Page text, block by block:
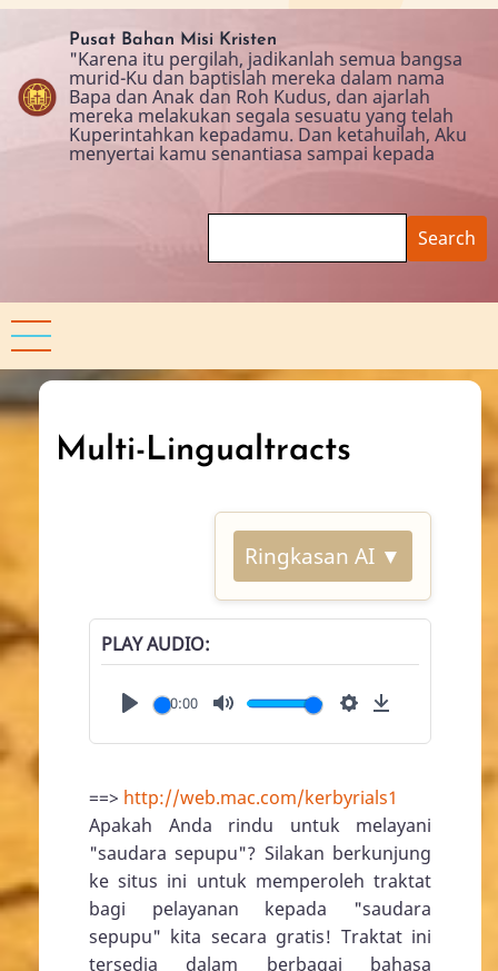
Skip
content
Pusat Bahan Misi Kristen
"Karena itu pergilah, jadikanlah semua bangsa
murid-Ku dan baptislah mereka dalam nama
Bapa dan Anak dan Roh Kudus, dan ajarlah
mereka melakukan segala sesuatu yang telah
Kuperintahkan kepadamu. Dan ketahuilah, Aku
menyertai kamu senantiasa sampai kepada
Multi-Lingualtracts
Ringkasan AI ▼
PLAY AUDIO
00:00
==> http://web.mac.com/kerbyrials1
Apakah Anda rindu untuk melayani
"saudara sepupu"? Silakan berkunjung
ke situs ini untuk memperoleh traktat
bagi pelayanan kepada "saudara
sepupu" kita secara gratis! Traktat ini
tersedia dalam berbagai bahasa